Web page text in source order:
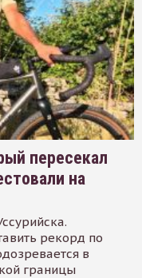
пересекал
на
рекорд по
в
границы